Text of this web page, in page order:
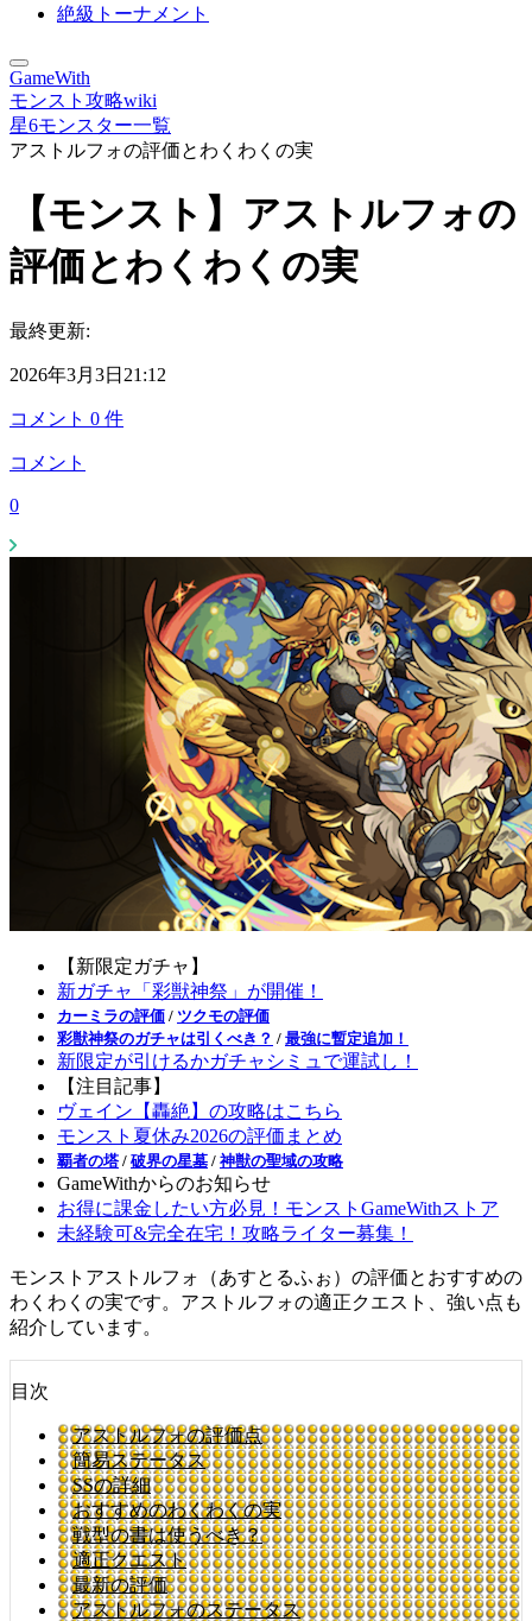
絶級トーナメント
GameWith
モンスト攻略wiki
星6モンスター一覧
アストルフォの評価とわくわくの実
【モンスト】アストルフォの
評価とわくわくの実
最終更新:
2026年3月3日21:12
コメント 0 件
コメント
0
【新限定ガチャ】
新ガチャ「彩獣神祭」が開催！
カーミラの評価 / ツクモの評価
彩獣神祭のガチャは引くべき？ / 最強に暫定追加！
新限定が引けるかガチャシミュで運試し！
【注目記事】
ヴェイン【轟絶】の攻略はこちら
モンスト夏休み2026の評価まとめ
覇者の塔 / 破界の星墓 / 神獣の聖域の攻略
GameWithからのお知らせ
お得に課金したい方必見！モンストGameWithストア
未経験可&完全在宅！攻略ライター募集！
モンストアストルフォ（あすとるふぉ）の評価とおすすめの
わくわくの実です。アストルフォの適正クエスト、強い点も
紹介しています。
目次
アストルフォの評価点
簡易ステータス
SSの詳細
おすすめのわくわくの実
戦型の書は使うべき？
適正クエスト
最新の評価
アストルフォのステータス